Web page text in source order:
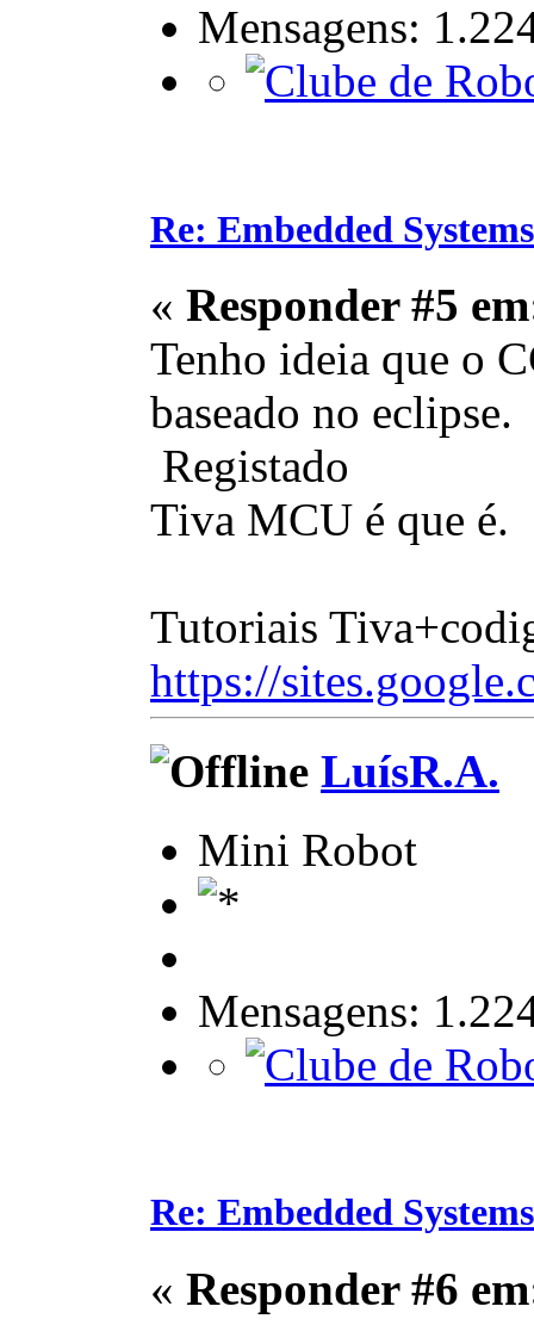
Mensagens:
Re: Embedded
« Responder #5
Tenho ideia que o
baseado no eclipse.
Registado
Tiva MCU é que é.
Tutoriais
https://
LuísR.A.
Mini Robot
Mensagens:
Re: Embedded
« Responder #6